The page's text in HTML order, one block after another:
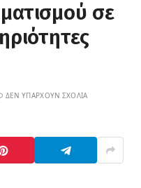
σε
ΔΕΝ ΥΠΆΡΧΟΥΝ ΣΧΌΛΙΑ